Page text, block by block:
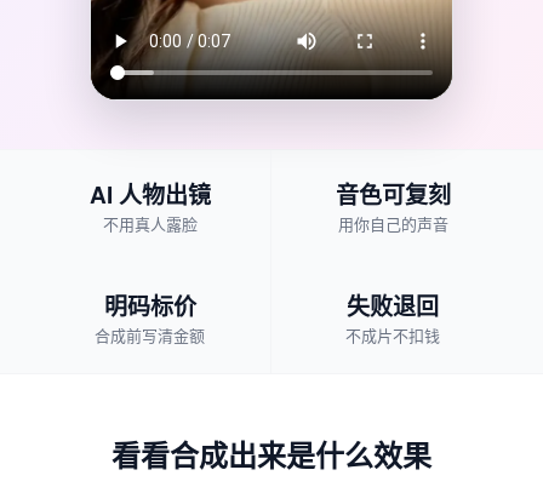
AI 人物出镜
不用真人露脸
音色可复刻
用你自己的声音
明码标价
合成前写清金额
失败退回
不成片不扣钱
看看合成出来是什么效果